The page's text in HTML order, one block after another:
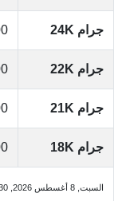
جرام 24K
جرام 22K
جرام 21K
جرام 18K
السبت, 8 أغسطس 2026, 8:30 ص